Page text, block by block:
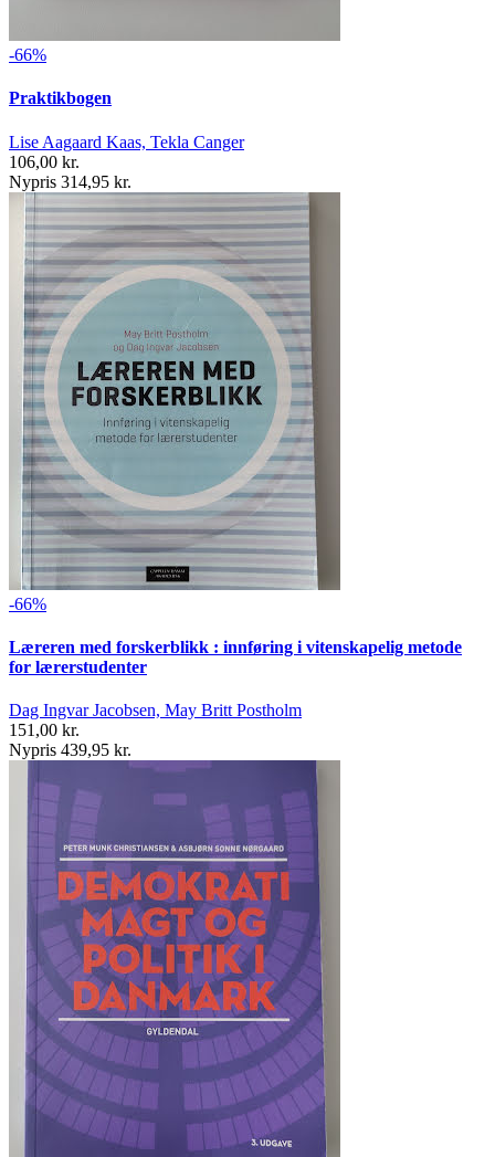
-66%
Praktikbogen
Lise Aagaard Kaas, Tekla Canger
106,00 kr.
Nypris 314,95 kr.
-66%
Læreren med forskerblikk : innføring i vitenskapelig metode
for lærerstudenter
Dag Ingvar Jacobsen, May Britt Postholm
151,00 kr.
Nypris 439,95 kr.